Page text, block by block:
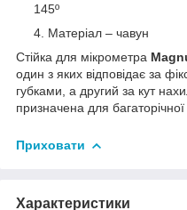
145º
Матеріал – чавун
Стійка для мікрометра
один з яких відповідає за
губками, а другий за кут
призначена для
Приховати
Характеристики